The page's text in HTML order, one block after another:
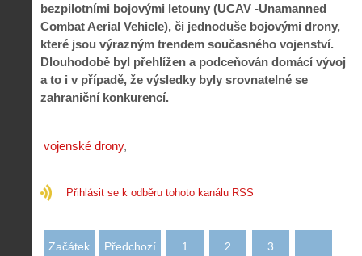
bezpilotními bojovými letouny (UCAV -Unamanned
Combat Aerial Vehicle), či jednoduše bojovými drony,
které jsou výrazným trendem současného vojenství.
Dlouhodobě byl přehlížen a podceňován domácí vývoj
a to i v případě, že výsledky byly srovnatelné se
zahraniční konkurencí.
vojenské drony
Přihlásit se k odběru tohoto kanálu RSS
Začátek Předchozí 1 2 3